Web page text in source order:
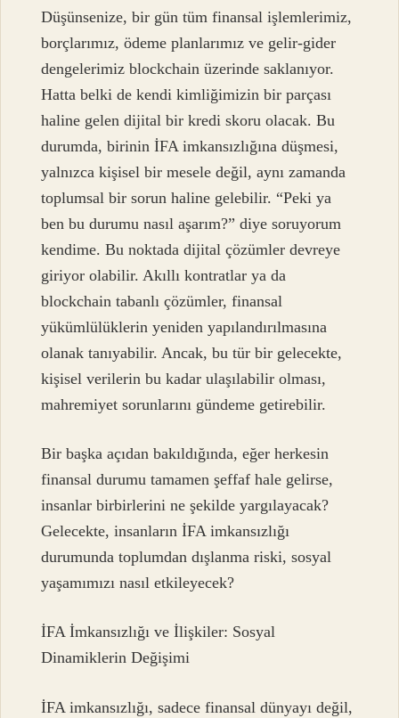
Düşünsenize, bir gün tüm finansal işlemlerimiz,
borçlarımız, ödeme planlarımız ve gelir-gider
dengelerimiz blockchain üzerinde saklanıyor.
Hatta belki de kendi kimliğimizin bir parçası
haline gelen dijital bir kredi skoru olacak. Bu
durumda, birinin İFA imkansızlığına düşmesi,
yalnızca kişisel bir mesele değil, aynı zamanda
toplumsal bir sorun haline gelebilir. “Peki ya
ben bu durumu nasıl aşarım?” diye soruyorum
kendime. Bu noktada dijital çözümler devreye
giriyor olabilir. Akıllı kontratlar ya da
blockchain tabanlı çözümler, finansal
yükümlülüklerin yeniden yapılandırılmasına
olanak tanıyabilir. Ancak, bu tür bir gelecekte,
kişisel verilerin bu kadar ulaşılabilir olması,
mahremiyet sorunlarını gündeme getirebilir.
Bir başka açıdan bakıldığında, eğer herkesin
finansal durumu tamamen şeffaf hale gelirse,
insanlar birbirlerini ne şekilde yargılayacak?
Gelecekte, insanların İFA imkansızlığı
durumunda toplumdan dışlanma riski, sosyal
yaşamımızı nasıl etkileyecek?
İFA İmkansızlığı ve İlişkiler: Sosyal
Dinamiklerin Değişimi
İFA imkansızlığı, sadece finansal dünyayı değil,